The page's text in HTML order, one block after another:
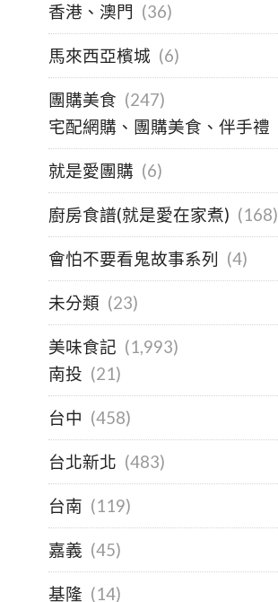
香港、澳門 (36)
馬來西亞檳城 (6)
團購美食 (247)
宅配網購、團購美食、伴手禮
就是愛團購 (6)
廚房食譜(就是愛在家煮) (168)
會怕不要看鬼故事系列 (4)
未分類 (23)
美味食記 (1,993)
南投 (21)
台中 (458)
台北新北 (483)
台南 (119)
嘉義 (45)
基隆 (14)